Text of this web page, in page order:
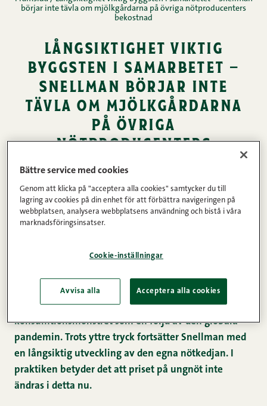
börjar inte tävla om mjölkgårdarna på övriga nötproducenters
bekostnad
långsiktighet viktig
byggsten i samarbetet –
snellman börjar inte
tävla om mjölkgårdarna
på övriga
nötproducenters
bekostnad
31.03.2020 • Lästid: 2 minuter DELA
flera frågor kring prisbilden på nöt. Bakgrunden är
det drastiskt förändrade inhemska
konsumtionsmönstret som en följd av den globala
pandemin. Trots yttre tryck fortsätter Snellman med
en långsiktig utveckling av den egna nötkedjan. I
praktiken betyder det att priset på ungnöt inte
ändras i detta nu.
Bättre service med cookies
Genom att klicka på "acceptera alla cookies" samtycker du till
lagring av cookies på din enhet för att förbättra navigeringen på
webbplatsen, analysera webbplatsens användning och bistå i våra
marknadsföringsinsatser.
Cookie-inställningar
Avvisa alla Acceptera alla cookies